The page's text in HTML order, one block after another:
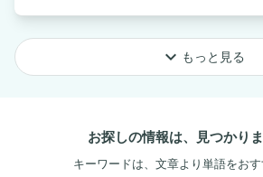
keyboard_arrow_down もっと見る
お探しの情報は、見つかり
キーワードは、文章より単語をおす